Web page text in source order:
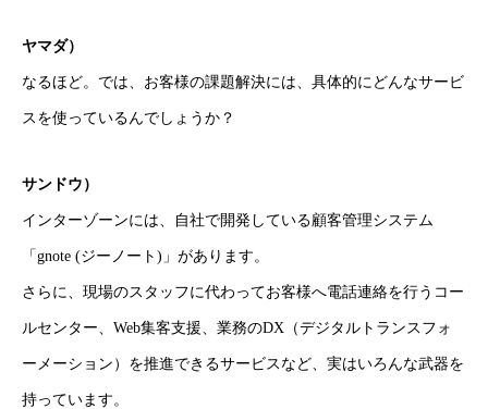
ヤマダ）
なるほど。では、お客様の課題解決には、具体的にどんなサービ
スを使っているんでしょうか？
サンドウ）
インターゾーンには、自社で開発している顧客管理システム
「gnote (ジーノート)」があります。
さらに、現場のスタッフに代わってお客様へ電話連絡を行うコー
ルセンター、Web集客支援、業務のDX（デジタルトランスフォ
ーメーション）を推進できるサービスなど、実はいろんな武器を
持っています。